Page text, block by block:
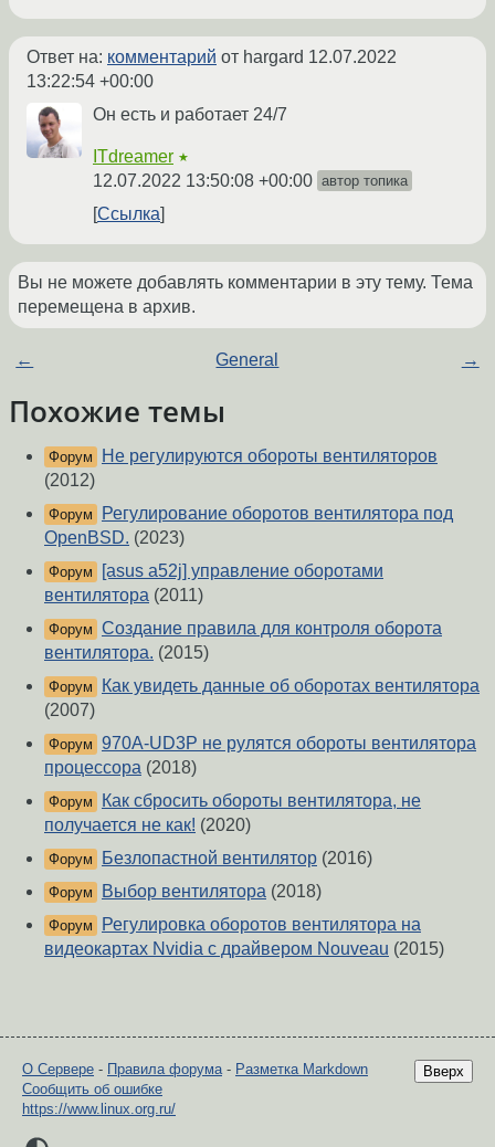
Ответ на: комментарий от hargard 12.07.2022
13:22:54 +00:00
Он есть и работает 24/7
ITdreamer ★
12.07.2022 13:50:08 +00:00 автор топика
Ссылка
Вы не можете добавлять комментарии в эту тему. Тема
перемещена в архив.
← General →
Похожие темы
Форум
Не регулируются обороты вентиляторов
(2012)
Форум
Регулирование оборотов вентилятора под
OpenBSD. (2023)
Форум
[asus a52j] управление оборотами
вентилятора (2011)
Форум Создание правила для контроля оборота
вентилятора. (2015)
Форум
Как увидеть данные об оборотах вентилятора
(2007)
Форум 970A-UD3P не рулятся обороты вентилятора
процессора (2018)
Форум
Как сбросить обороты вентилятора, не
получается не как! (2020)
Форум Безлопастной вентилятор (2016)
Форум Выбор вентилятора (2018)
Форум
Регулировка оборотов вентилятора на
видеокартах Nvidia с драйвером Nouveau (2015)
Вверх
О Сервере - Правила форума - Разметка Markdown
Сообщить об ошибке
https://www.linux.org.ru/